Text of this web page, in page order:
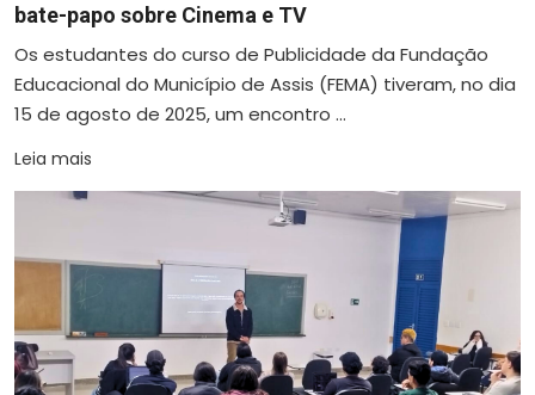
bate-papo sobre Cinema e TV
Os estudantes do curso de Publicidade da Fundação
Educacional do Município de Assis (FEMA) tiveram, no dia
15 de agosto de 2025, um encontro ...
Leia mais